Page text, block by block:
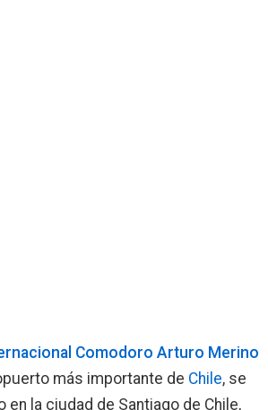
Comodoro Arturo Merino
más importante de Chile, se
en la ciudad de Santiago de Chile,